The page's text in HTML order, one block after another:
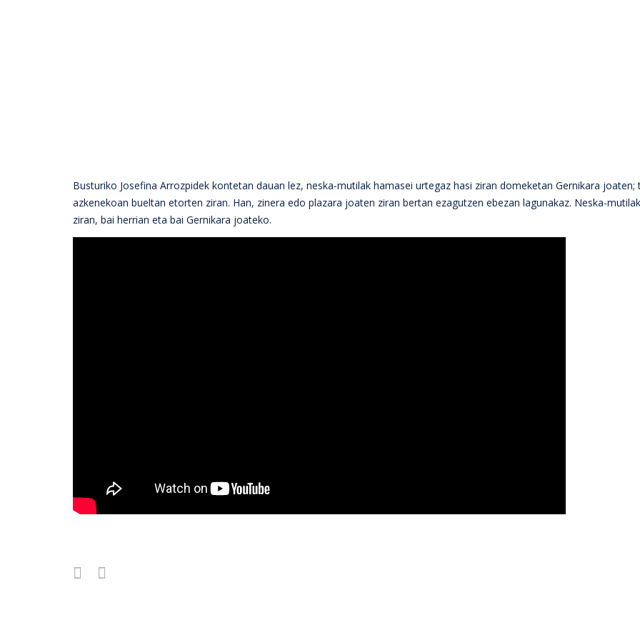
Busturiko Josefina Arrozpidek kontetan dauan lez, neska-mutilak hamasei urtegaz hasi ziran domeketan Gernikara
azkenekoan bueltan etorten ziran. Han, zinera edo plazara joaten ziran bertan ezagutzen ebezan lagunakaz. Neska-
ziran, bai herrian eta bai Gernikara joateko.